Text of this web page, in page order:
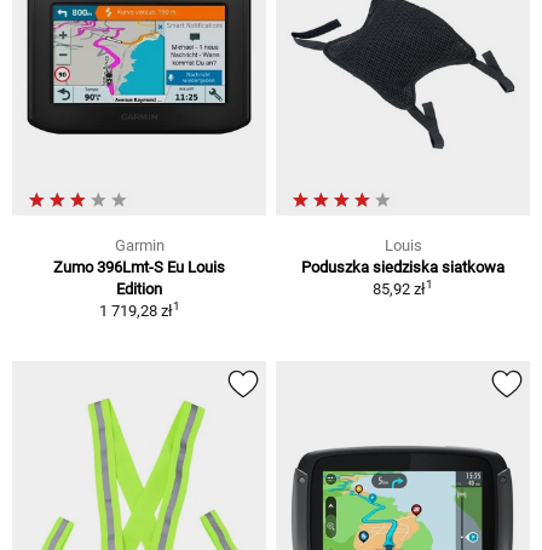
Garmin
Zumo 396Lmt-S Eu Louis
Edition
1 719,28 zł1
Louis
Poduszka siedziska siatkowa
85,92 zł1